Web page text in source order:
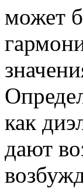
может
как
дают